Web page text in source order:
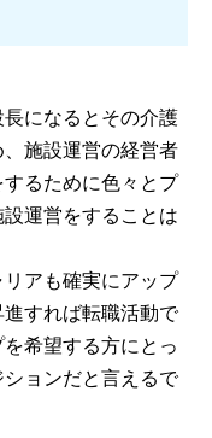
になるとその介護
施設運営の経営者
るために色々とプ
運営をすることは
アも確実にアップ
すれば転職活動で
希望する方にとっ
ョンだと言えるで